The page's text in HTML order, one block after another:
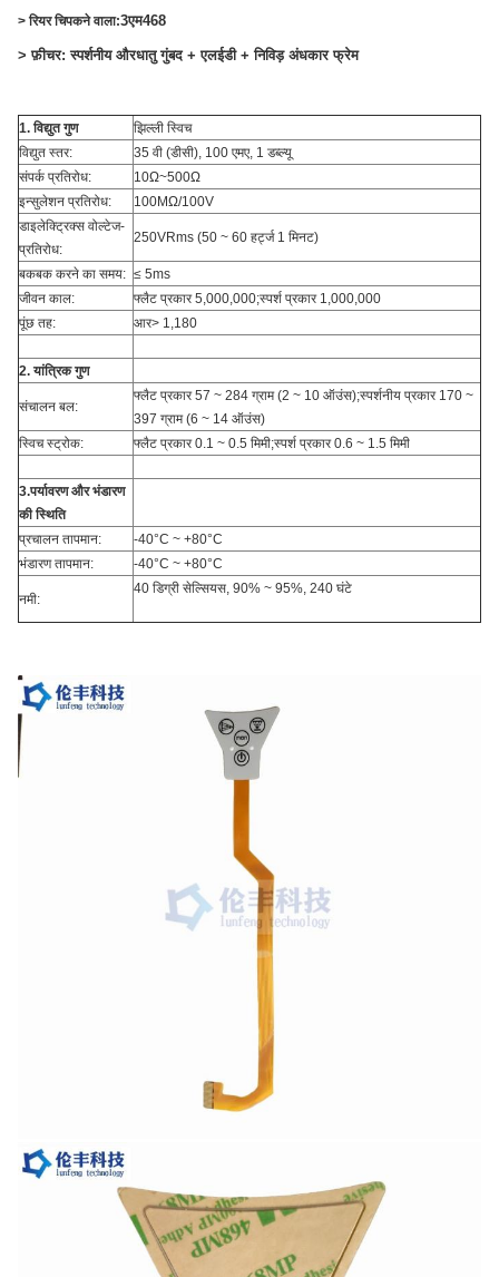
> रियर चिपकने वाला:3एम468
> फ़ीचर: स्पर्शनीय औरधातु गुंबद + एलईडी + निविड़ अंधकार फ्रेम
1. विद्युत गुण
झिल्ली स्विच
विद्युत स्तर:
35 वी (डीसी), 100 एमए, 1 डब्ल्यू
संपर्क प्रतिरोध:
10Ω~500Ω
इन्सुलेशन प्रतिरोध:
100MΩ/100V
डाइलेक्ट्रिक्स वोल्टेज-
प्रतिरोध:
250VRms (50 ~ 60 हर्ट्ज 1 मिनट)
बकबक करने का समय: ≤ 5ms
जीवन काल:
फ्लैट प्रकार 5,000,000;स्पर्श प्रकार 1,000,000
पूंछ तह:
आर> 1,180
2. यांत्रिक गुण
संचालन बल:
फ्लैट प्रकार 57 ~ 284 ग्राम (2 ~ 10 ऑउंस);स्पर्शनीय प्रकार 170 ~
397 ग्राम (6 ~ 14 ऑउंस)
स्विच स्ट्रोक:
फ्लैट प्रकार 0.1 ~ 0.5 मिमी;स्पर्श प्रकार 0.6 ~ 1.5 मिमी
3.पर्यावरण और भंडारण
की स्थिति
प्रचालन तापमान:
-40°C ~ +80°C
भंडारण तापमान:
-40°C ~ +80°C
नमी:
40 डिग्री सेल्सियस, 90% ~ 95%, 240 घंटे